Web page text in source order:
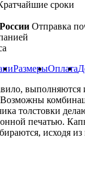
сроки
Отправка
РазмерыОплата
выполняются
толстовки
печатью.
исходя